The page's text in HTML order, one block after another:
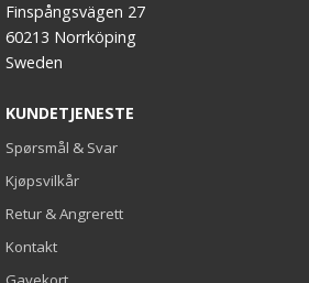
Finspångsvägen 27
60213 Norrköping
Sweden
KUNDETJENESTE
Spørsmål & Svar
Kjøpsvilkår
Retur & Angrerett
Kontakt